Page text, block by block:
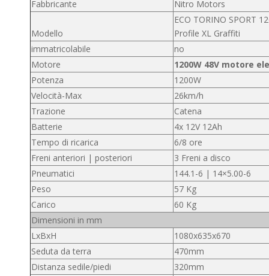
Fabbricante Nitro Motors
Modello
ECO TORINO SPORT
Profile XL Graffiti
immatricolabile
no
Motore
1200W 48V motore
Potenza
1200W
Velocità-Max
26km/h
Trazione
Catena
Batterie
4x 12V 12Ah
Tempo di ricarica
6/8 ore
Freni anteriori | posteriori
3 Freni a disco
Pneumatici
144.1-6 | 14×5.00-6
Peso
57 Kg
Carico
60 Kg
Dimensioni in mm
LxBxH
1080x635x670
Seduta da terra
470mm
Distanza sedile/piedi
320mm